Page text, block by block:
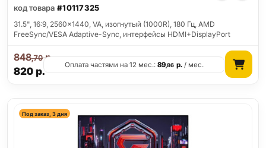
код товара #10117325
31.5", 16:9, 2560x1440, VA, изогнутый (1000R), 180 Гц, AMD
FreeSync/VESA Adaptive-Sync, интерфейсы HDMI+DisplayPort
820р.
848,70р.
Оплата частями на 12 мес.:89,86 р./ мес.
Под заказ, 3 дня